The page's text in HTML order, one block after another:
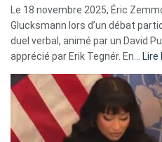
Le 18 novembre 2025, Éric
Glucksmann lors d’un débat
duel verbal, animé par un David
apprécié par Erik Tegnér. En… Lire